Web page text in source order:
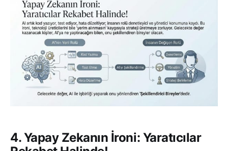
4. Yapay Zekanın İroni: Yaratıcılar